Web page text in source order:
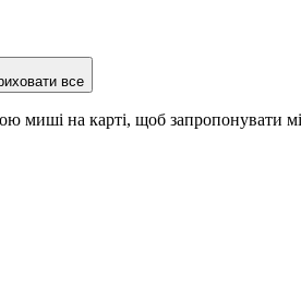
все
миші на карті, щоб запропонувати